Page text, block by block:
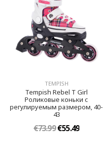
TEMPISH
Tempish Rebel T Girl
Роликовые коньки с
регулируемым размером, 40-
43
€73.99€55.49